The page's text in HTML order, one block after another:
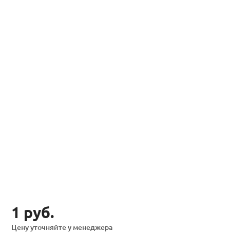
1 руб.
Цену уточняйте у менеджера